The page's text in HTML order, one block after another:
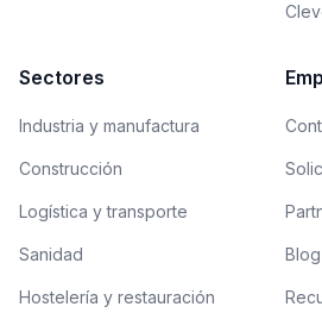
Sectores
Industria y manufactura
Construcción
Logística y transporte
Sanidad
Hostelería y restauración
Blog